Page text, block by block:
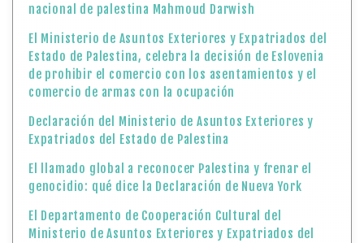
nacional de palestina Mahmoud Darwish
El Ministerio de Asuntos Exteriores y Expatriados del
Estado de Palestina, celebra la decisión de Eslovenia
de prohibir el comercio con los asentamientos y el
comercio de armas con la ocupación
Declaración del Ministerio de Asuntos Exteriores y
Expatriados del Estado de Palestina
El llamado global a reconocer Palestina y frenar el
genocidio: qué dice la Declaración de Nueva York
El Departamento de Cooperación Cultural del
Ministerio de Asuntos Exteriores y Expatriados del